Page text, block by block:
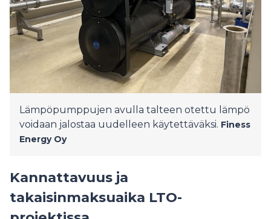
Lämpöpumppujen avulla talteen otettu lämpö
voidaan jalostaa uudelleen käytettäväksi. Finess
Energy Oy
Kannattavuus ja
takaisinmaksuaika LTO-